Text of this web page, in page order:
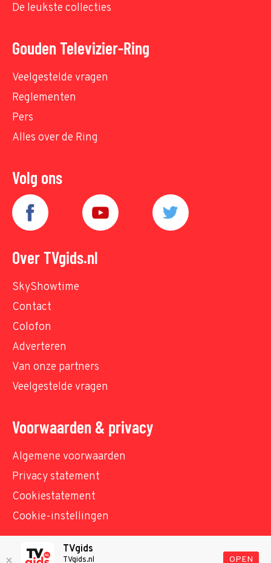
De leukste collecties
Gouden Televizier-Ring
Veelgestelde vragen
Reglementen
Pers
Alles over de Ring
Volg ons
Over TVgids.nl
SkyShowtime
Contact
Colofon
Adverteren
Van onze partners
Veelgestelde vragen
Voorwaarden & privacy
Algemene voorwaarden
Privacy statement
Cookiestatement
Cookie-instellingen
© TVgids.nl 2026 - All rights reserved. No text and
TVgids
TVgids.nl OPEN